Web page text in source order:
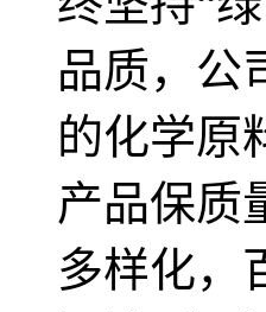
品质，公
的化学原
产品保质
多样化，